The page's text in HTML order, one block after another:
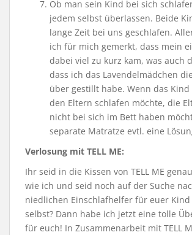
Ob man sein Kind bei sich
jedem selbst überlassen. Beide
lange Zeit bei uns geschlafen.
ich für mich gemerkt, dass mein
dabei viel zu kurz kam, was auch
dass ich das Lavendelmädchen
über gestillt habe. Wenn das Kind
den Eltern schlafen möchte, die
nicht bei sich im Bett haben
separate Matratze evtl. eine
Verlosung mit TELL ME:
Ihr seid in die Kissen von TELL ME
wie ich und seid noch auf der Suche
niedlichen Einschlafhelfer für euer Kind
selbst? Dann habe ich jetzt eine tolle
für euch! In Zusammenarbeit mit TELL